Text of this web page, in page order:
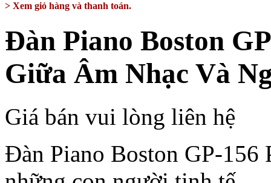
> Xem giỏ hàng và thanh toán.
Đàn Piano Boston
Giữa Âm Nhạc Và
Giá bán vui lòng liên hệ
Đàn Piano Boston GP-156